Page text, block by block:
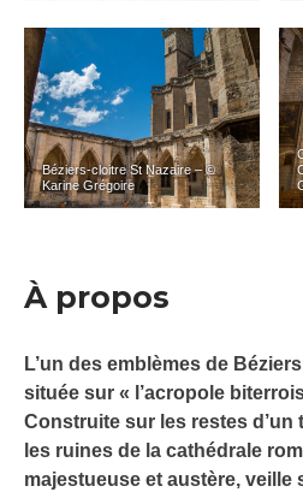
Béziers-cloitre St Nazaire – ©
Karine Grégoire
À propos
L’un des emblèmes de
située sur « l’acropole
Construite sur les restes d’un
les ruines de la cathédrale
majestueuse et austère, veille